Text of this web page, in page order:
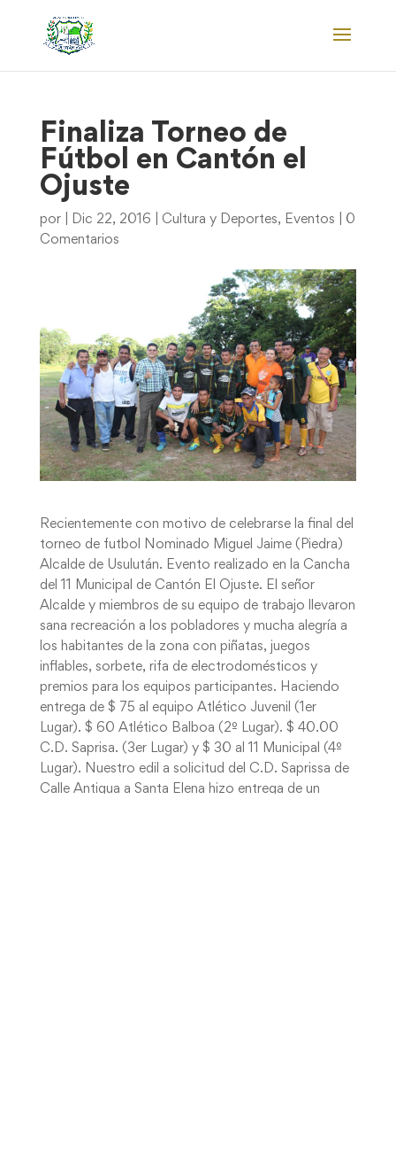
Finaliza Torneo de
Fútbol en Cantón el
Ojuste
por Dic 22, 2016 Cultura y Deportes, Eventos
0
Comentarios
Recientemente con motivo de celebrarse la final del
torneo de futbol Nominado Miguel Jaime (Piedra)
Alcalde de Usulután. Evento realizado en la Cancha
del 11 Municipal de Cantón El Ojuste. El señor
Alcalde y miembros de su equipo de trabajo llevaron
sana recreación a los pobladores y mucha alegría a
los habitantes de la zona con piñatas, juegos
inflables, sorbete, rifa de electrodomésticos y
premios para los equipos participantes. Haciendo
entrega de $ 75 al equipo Atlético Juvenil (1er
Lugar). $ 60 Atlético Balboa (2º Lugar). $ 40.00
C.D. Saprisa. (3er Lugar) y $ 30 al 11 Municipal (4º
Lugar). Nuestro edil a solicitud del C.D. Saprissa de
Calle Antigua a Santa Elena hizo entrega de un